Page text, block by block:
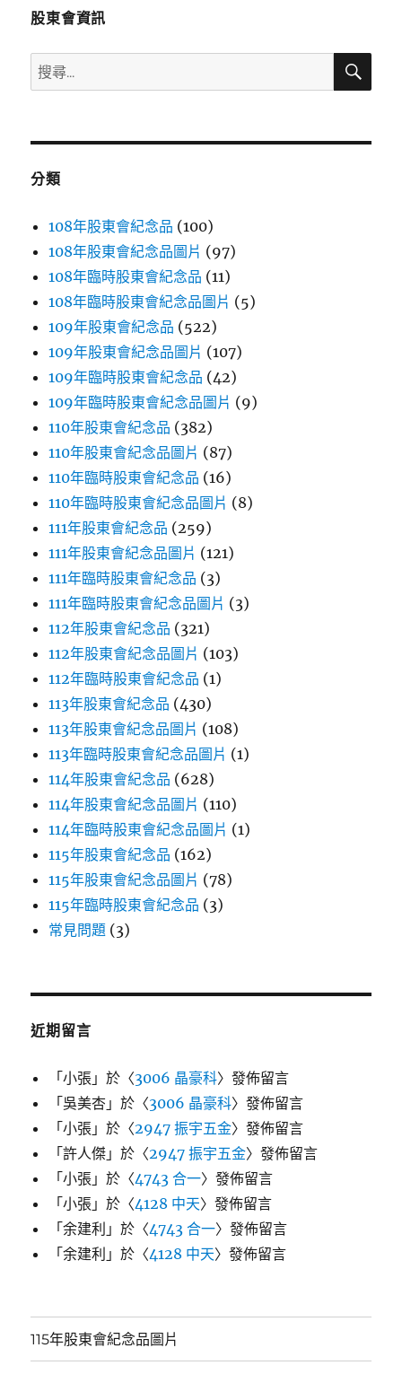
股東會資訊
搜
尋
鍵
搜
分類
108年股東會紀念品 (100)
108年股東會紀念品圖片 (97)
108年臨時股東會紀念品 (11)
108年臨時股東會紀念品圖片 (5)
109年股東會紀念品 (522)
109年股東會紀念品圖片 (107)
109年臨時股東會紀念品 (42)
109年臨時股東會紀念品圖片 (9)
110年股東會紀念品 (382)
110年股東會紀念品圖片 (87)
110年臨時股東會紀念品 (16)
110年臨時股東會紀念品圖片 (8)
111年股東會紀念品 (259)
111年股東會紀念品圖片 (121)
111年臨時股東會紀念品 (3)
111年臨時股東會紀念品圖片 (3)
112年股東會紀念品 (321)
112年股東會紀念品圖片 (103)
112年臨時股東會紀念品 (1)
113年股東會紀念品 (430)
113年股東會紀念品圖片 (108)
113年臨時股東會紀念品圖片 (1)
114年股東會紀念品 (628)
114年股東會紀念品圖片 (110)
114年臨時股東會紀念品圖片 (1)
115年股東會紀念品 (162)
115年股東會紀念品圖片 (78)
115年臨時股東會紀念品 (3)
常見問題 (3)
近期留言
「小張 」於〈3006 晶豪科〉發佈留言
「吳美杏 」於〈3006 晶豪科〉發佈留言
「小張 」於〈2947 振宇五金〉發佈留言
「許人傑 」於〈2947 振宇五金〉發佈留言
「小張 」於〈4743 合一〉發佈留言
「小張 」於〈4128 中天〉發佈留言
「余建利 」於〈4743 合一〉發佈留言
「余建利 」於〈4128 中天〉發佈留言
115年股東會紀念品圖片